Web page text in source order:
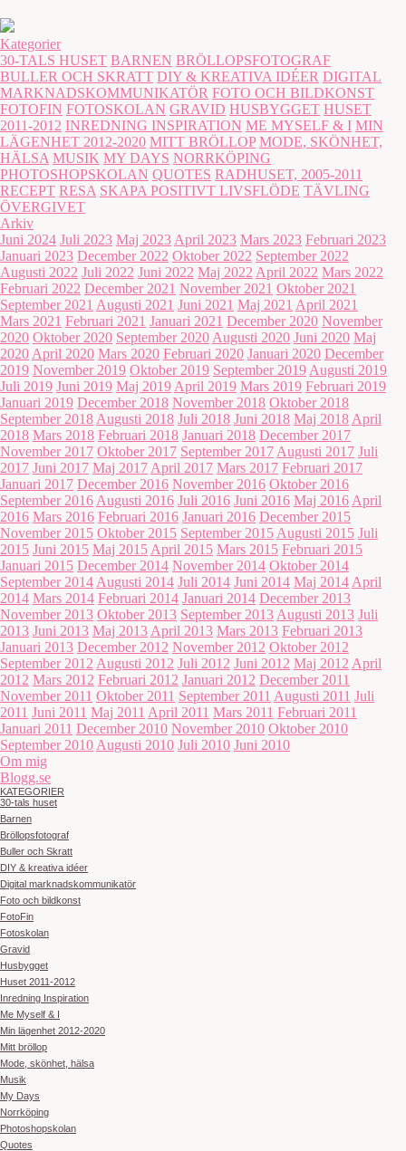
Kategorier
30-TALS HUSET BARNEN BRÖLLOPSFOTOGRAF
BULLER OCH SKRATT DIY & KREATIVA IDÉER DIGITAL
MARKNADSKOMMUNIKATÖR FOTO OCH BILDKONST
FOTOFIN FOTOSKOLAN GRAVID HUSBYGGET HUSET
2011-2012 INREDNING INSPIRATION ME MYSELF & I MIN
LÄGENHET 2012-2020 MITT BRÖLLOP MODE, SKÖNHET,
HÄLSA MUSIK MY DAYS NORRKÖPING
PHOTOSHOPSKOLAN QUOTES RADHUSET, 2005-2011
RECEPT RESA SKAPA POSITIVT LIVSFLÖDE TÄVLING
ÖVERGIVET
Arkiv
Juni 2024 Juli 2023 Maj 2023 April 2023 Mars 2023 Februari 2023
Januari 2023 December 2022 Oktober 2022 September 2022
Augusti 2022 Juli 2022 Juni 2022 Maj 2022 April 2022 Mars 2022
Februari 2022 December 2021 November 2021 Oktober 2021
September 2021 Augusti 2021 Juni 2021 Maj 2021 April 2021
Mars 2021 Februari 2021 Januari 2021 December 2020 November
2020 Oktober 2020 September 2020 Augusti 2020 Juni 2020 Maj
2020 April 2020 Mars 2020 Februari 2020 Januari 2020 December
2019 November 2019 Oktober 2019 September 2019 Augusti 2019
Juli 2019 Juni 2019 Maj 2019 April 2019 Mars 2019 Februari 2019
Januari 2019 December 2018 November 2018 Oktober 2018
September 2018 Augusti 2018 Juli 2018 Juni 2018 Maj 2018 April
2018 Mars 2018 Februari 2018 Januari 2018 December 2017
November 2017 Oktober 2017 September 2017 Augusti 2017 Juli
2017 Juni 2017 Maj 2017 April 2017 Mars 2017 Februari 2017
Januari 2017 December 2016 November 2016 Oktober 2016
September 2016 Augusti 2016 Juli 2016 Juni 2016 Maj 2016 April
2016 Mars 2016 Februari 2016 Januari 2016 December 2015
November 2015 Oktober 2015 September 2015 Augusti 2015 Juli
2015 Juni 2015 Maj 2015 April 2015 Mars 2015 Februari 2015
Januari 2015 December 2014 November 2014 Oktober 2014
September 2014 Augusti 2014 Juli 2014 Juni 2014 Maj 2014 April
2014 Mars 2014 Februari 2014 Januari 2014 December 2013
November 2013 Oktober 2013 September 2013 Augusti 2013 Juli
2013 Juni 2013 Maj 2013 April 2013 Mars 2013 Februari 2013
Januari 2013 December 2012 November 2012 Oktober 2012
September 2012 Augusti 2012 Juli 2012 Juni 2012 Maj 2012 April
2012 Mars 2012 Februari 2012 Januari 2012 December 2011
November 2011 Oktober 2011 September 2011 Augusti 2011 Juli
2011 Juni 2011 Maj 2011 April 2011 Mars 2011 Februari 2011
Januari 2011 December 2010 November 2010 Oktober 2010
September 2010 Augusti 2010 Juli 2010 Juni 2010
Om mig
Blogg.se
KATEGORIER
30-tals huset
Barnen
Bröllopsfotograf
Buller och Skratt
DIY & kreativa idéer
Digital marknadskommunikatör
Foto och bildkonst
FotoFin
Fotoskolan
Gravid
Husbygget
Huset 2011-2012
Inredning Inspiration
Me Myself & I
Min lägenhet 2012-2020
Mitt bröllop
Mode, skönhet, hälsa
Musik
My Days
Norrköping
Photoshopskolan
Quotes